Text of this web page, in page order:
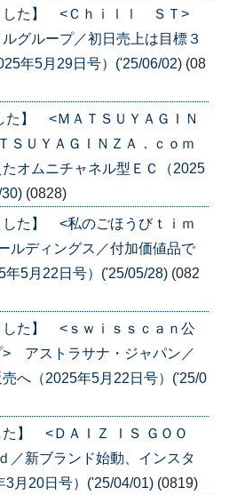
した】 <Ｃｈｉｌｌ ＳＴ>
グループ／初日売上は目標３
年5月29日号）('25/06/02) (08
た】 <ＭＡＴＳＵＹＡＧＩＮ
ＳＵＹＡＧＩＮＺＡ．ｃｏｍ
オムニチャネル型ＥＣ（2025
(0828)
た】 <私のごほうびｔｉｍ
ルディングス／付加価値品で
年5月22日号）('25/05/28) (082
た】 <ｓｗｉｓｓｃａｎ公
> アストラサナ・ジャパン／
へ（2025年5月22日号）('25/0
た】 <ＤＡＩＺ ＩＳ ＧＯＯ
／新ブランド始動、インスタ
月20日号）('25/04/01) (0819)